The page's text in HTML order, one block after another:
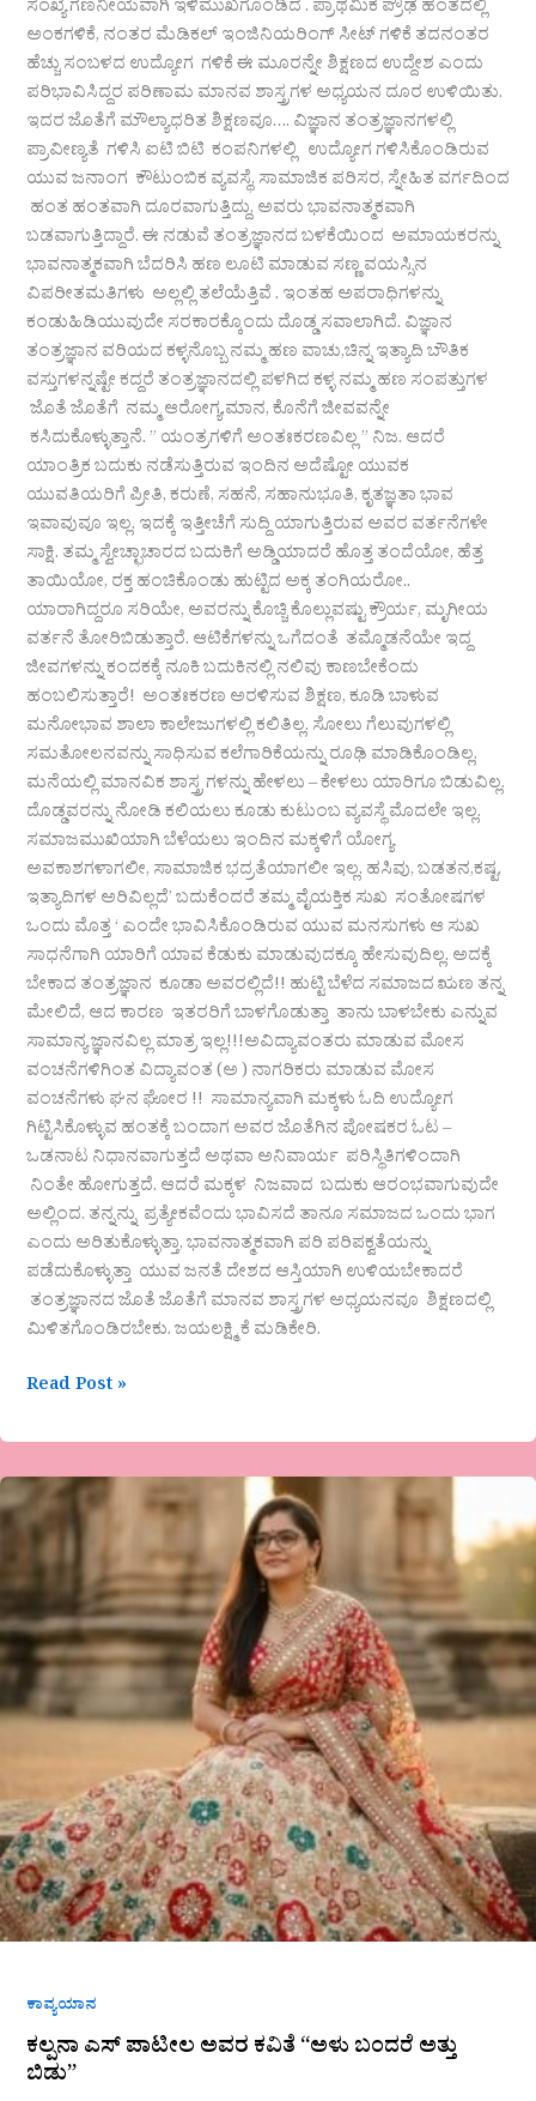
ಸಂಖ್ಯೆ ಗಣನೀಯವಾಗಿ ಇಳಿಮುಖಗೊಂಡಿದೆ . ಪ್ರಾಥಮಿಕ ಪ್ರೌಢ ಹಂತದಲ್ಲಿ
ಅಂಕಗಳಿಕೆ, ನಂತರ ಮೆಡಿಕಲ್ ಇಂಜಿನಿಯರಿಂಗ್ ಸೀಟ್ ಗಳಿಕೆ ತದನಂತರ
ಹೆಚ್ಚು ಸಂಬಳದ ಉದ್ಯೋಗ ಗಳಿಕೆ ಈ ಮೂರನ್ನೇ ಶಿಕ್ಷಣದ ಉದ್ದೇಶ ಎಂದು
ಪರಿಭಾವಿಸಿದ್ದರ ಪರಿಣಾಮ ಮಾನವ ಶಾಸ್ತ್ರಗಳ ಅಧ್ಯಯನ ದೂರ ಉಳಿಯಿತು.
ಇದರ ಜೊತೆಗೆ ಮೌಲ್ಯಾಧರಿತ ಶಿಕ್ಷಣವೂ…. ವಿಜ್ಞಾನ ತಂತ್ರಜ್ಞಾನಗಳಲ್ಲಿ
ಪ್ರಾವೀಣ್ಯತೆ ಗಳಿಸಿ ಐಟಿ ಬಿಟಿ ಕಂಪನಿಗಳಲ್ಲಿ ಉದ್ಯೋಗ ಗಳಿಸಿಕೊಂಡಿರುವ
ಯುವ ಜನಾಂಗ ಕೌಟುಂಬಿಕ ವ್ಯವಸ್ಥೆ, ಸಾಮಾಜಿಕ ಪರಿಸರ, ಸ್ನೇಹಿತ ವರ್ಗದಿಂದ
ಹಂತ ಹಂತವಾಗಿ ದೂರವಾಗುತ್ತಿದ್ದು, ಅವರು ಭಾವನಾತ್ಮಕವಾಗಿ
ಬಡವಾಗುತ್ತಿದ್ದಾರೆ. ಈ ನಡುವೆ ತಂತ್ರಜ್ಞಾನದ ಬಳಕೆಯಿಂದ ಅಮಾಯಕರನ್ನು
ಭಾವನಾತ್ಮಕವಾಗಿ ಬೆದರಿಸಿ ಹಣ ಲೂಟಿ ಮಾಡುವ ಸಣ್ಣ ವಯಸ್ಸಿನ
ವಿಪರೀತಮತಿಗಳು ಅಲ್ಲಲ್ಲಿ ತಲೆಯೆತ್ತಿವೆ . ಇಂತಹ ಅಪರಾಧಿಗಳನ್ನು
ಕಂಡುಹಿಡಿಯುವುದೇ ಸರಕಾರಕ್ಕೊಂದು ದೊಡ್ಡ ಸವಾಲಾಗಿದೆ. ವಿಜ್ಞಾನ
ತಂತ್ರಜ್ಞಾನ ವರಿಯದ ಕಳ್ಳನೊಬ್ಬ ನಮ್ಮ ಹಣ ವಾಚು,ಚಿನ್ನ ಇತ್ಯಾದಿ ಬೌತಿಕ
ವಸ್ತುಗಳನ್ನಷ್ಟೇ ಕದ್ದರೆ ತಂತ್ರಜ್ಞಾನದಲ್ಲಿ ಪಳಗಿದ ಕಳ್ಳ ನಮ್ಮ ಹಣ ಸಂಪತ್ತುಗಳ
ಜೊತೆ ಜೊತೆಗೆ ನಮ್ಮ ಆರೋಗ್ಯ,ಮಾನ, ಕೊನೆಗೆ ಜೀವವನ್ನೇ
ಕಸಿದುಕೊಳ್ಳುತ್ತಾನೆ. ” ಯಂತ್ರಗಳಿಗೆ ಅಂತಃಕರಣವಿಲ್ಲ ” ನಿಜ. ಆದರೆ
ಯಾಂತ್ರಿಕ ಬದುಕು ನಡೆಸುತ್ತಿರುವ ಇಂದಿನ ಅದೆಷ್ಟೋ ಯುವಕ
ಯುವತಿಯರಿಗೆ ಪ್ರೀತಿ, ಕರುಣೆ, ಸಹನೆ, ಸಹಾನುಭೂತಿ, ಕೃತಜ್ಞತಾ ಭಾವ
ಇವಾವುವೂ ಇಲ್ಲ. ಇದಕ್ಕೆ ಇತ್ತೀಚೆಗೆ ಸುದ್ದಿ ಯಾಗುತ್ತಿರುವ ಅವರ ವರ್ತನೆಗಳೇ
ಸಾಕ್ಷಿ. ತಮ್ಮ ಸ್ವೇಚ್ಛಾಚಾರದ ಬದುಕಿಗೆ ಅಡ್ಡಿಯಾದರೆ ಹೊತ್ತ ತಂದೆಯೋ, ಹೆತ್ತ
ತಾಯಿಯೋ, ರಕ್ತ ಹಂಚಿಕೊಂಡು ಹುಟ್ಟಿದ ಅಕ್ಕ ತಂಗಿಯರೋ..
ಯಾರಾಗಿದ್ದರೂ ಸರಿಯೇ, ಅವರನ್ನು ಕೊಚ್ಚಿ ಕೊಲ್ಲುವಷ್ಟು ಕ್ರೌರ್ಯ, ಮೃಗೀಯ
ವರ್ತನೆ ತೋರಿಬಿಡುತ್ತಾರೆ. ಆಟಿಕೆಗಳನ್ನು ಒಗೆದಂತೆ ತಮ್ಮೊಡನೆಯೇ ಇದ್ದ
ಜೀವಗಳನ್ನು ಕಂದಕಕ್ಕೆ ನೂಕಿ ಬದುಕಿನಲ್ಲಿ ನಲಿವು ಕಾಣಬೇಕೆಂದು
ಹಂಬಲಿಸುತ್ತಾರೆ! ಅಂತಃಕರಣ ಅರಳಿಸುವ ಶಿಕ್ಷಣ, ಕೂಡಿ ಬಾಳುವ
ಮನೋಭಾವ ಶಾಲಾ ಕಾಲೇಜುಗಳಲ್ಲಿ ಕಲಿತಿಲ್ಲ. ಸೋಲು ಗೆಲುವುಗಳಲ್ಲಿ
ಸಮತೋಲನವನ್ನು ಸಾಧಿಸುವ ಕಲೆಗಾರಿಕೆಯನ್ನು ರೂಢಿ ಮಾಡಿಕೊಂಡಿಲ್ಲ.
ಮನೆಯಲ್ಲಿ ಮಾನವಿಕ ಶಾಸ್ತ್ರ ಗಳನ್ನು ಹೇಳಲು – ಕೇಳಲು ಯಾರಿಗೂ ಬಿಡುವಿಲ್ಲ.
ದೊಡ್ಡವರನ್ನು ನೋಡಿ ಕಲಿಯಲು ಕೂಡು ಕುಟುಂಬ ವ್ಯವಸ್ಥೆ ಮೊದಲೇ ಇಲ್ಲ.
ಸಮಾಜಮುಖಿಯಾಗಿ ಬೆಳೆಯಲು ಇಂದಿನ ಮಕ್ಕಳಿಗೆ ಯೋಗ್ಯ
ಅವಕಾಶಗಳಾಗಲೀ, ಸಾಮಾಜಿಕ ಭದ್ರತೆಯಾಗಲೀ ಇಲ್ಲ. ಹಸಿವು, ಬಡತನ,ಕಷ್ಟ,
ಇತ್ಯಾದಿಗಳ ಅರಿವಿಲ್ಲದೆ’ ಬದುಕೆಂದರೆ ತಮ್ಮ ವೈಯಕ್ತಿಕ ಸುಖ ಸಂತೋಷಗಳ
ಒಂದು ಮೊತ್ತ ‘ ಎಂದೇ ಭಾವಿಸಿಕೊಂಡಿರುವ ಯುವ ಮನಸುಗಳು ಆ ಸುಖ
ಸಾಧನೆಗಾಗಿ ಯಾರಿಗೆ ಯಾವ ಕೆಡುಕು ಮಾಡುವುದಕ್ಕೂ ಹೇಸುವುದಿಲ್ಲ. ಅದಕ್ಕೆ
ಬೇಕಾದ ತಂತ್ರಜ್ಞಾನ ಕೂಡಾ ಅವರಲ್ಲಿದೆ!! ಹುಟ್ಟಿ ಬೆಳೆದ ಸಮಾಜದ ಋಣ ತನ್ನ
ಮೇಲಿದೆ, ಆದ ಕಾರಣ ಇತರರಿಗೆ ಬಾಳಗೊಡುತ್ತಾ ತಾನು ಬಾಳಬೇಕು ಎನ್ನುವ
ಸಾಮಾನ್ಯ ಜ್ಞಾನವಿಲ್ಲ ಮಾತ್ರ ಇಲ್ಲ!!!ಅವಿದ್ಯಾವಂತರು ಮಾಡುವ ಮೋಸ
ವಂಚನೆಗಳಿಗಿಂತ ವಿದ್ಯಾವಂತ (ಅ ) ನಾಗರಿಕರು ಮಾಡುವ ಮೋಸ
ವಂಚನೆಗಳು ಘನ ಘೋರ !! ಸಾಮಾನ್ಯವಾಗಿ ಮಕ್ಕಳು ಓದಿ ಉದ್ಯೋಗ
ಗಿಟ್ಟಿಸಿಕೊಳ್ಳುವ ಹಂತಕ್ಕೆ ಬಂದಾಗ ಅವರ ಜೊತೆಗಿನ ಪೋಷಕರ ಓಟ –
ಒಡನಾಟ ನಿಧಾನವಾಗುತ್ತದೆ ಅಥವಾ ಅನಿವಾರ್ಯ ಪರಿಸ್ಥಿತಿಗಳಿಂದಾಗಿ
ನಿಂತೇ ಹೋಗುತ್ತದೆ. ಆದರೆ ಮಕ್ಕಳ ನಿಜವಾದ ಬದುಕು ಆರಂಭವಾಗುವುದೇ
ಅಲ್ಲಿಂದ. ತನ್ನನ್ನು ಪ್ರತ್ಯೇಕವೆಂದು ಭಾವಿಸದೆ ತಾನೂ ಸಮಾಜದ ಒಂದು ಭಾಗ
ಎಂದು ಅರಿತುಕೊಳ್ಳುತ್ತಾ, ಭಾವನಾತ್ಮಕವಾಗಿ ಪರಿ ಪರಿಪಕ್ವತೆಯನ್ನು
ಪಡೆದುಕೊಳ್ಳುತ್ತಾ ಯುವ ಜನತೆ ದೇಶದ ಆಸ್ತಿಯಾಗಿ ಉಳಿಯಬೇಕಾದರೆ
ತಂತ್ರಜ್ಞಾನದ ಜೊತೆ ಜೊತೆಗೆ ಮಾನವ ಶಾಸ್ತ್ರಗಳ ಅಧ್ಯಯನವೂ ಶಿಕ್ಷಣದಲ್ಲಿ
ಮಿಳಿತಗೊಂಡಿರಬೇಕು. ಜಯಲಕ್ಷ್ಮಿ ಕೆ ಮಡಿಕೇರಿ.
Read Post »
ಕಾವ್ಯಯಾನ
ಕಲ್ಪನಾ ಎಸ್‌ ಪಾಟೀಲ ಅವರ ಕವಿತೆ “ಅಳು ಬಂದರೆ ಅತ್ತು
ಬಿಡು”
ಕಲ್ಪನಾ
ಎಸ್‌
ಪಾಟೀಲ
“ಅಳು
ಬಂದರೆ
ಅತ್ತು
ಬಿಡು”